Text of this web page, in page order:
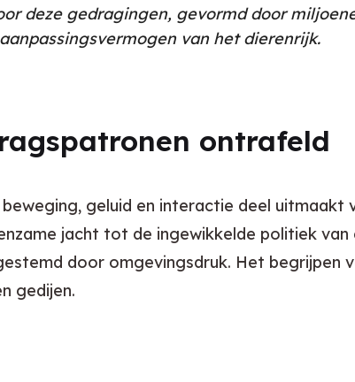
deze gedragingen, gevormd door
van het dierenrijk.
ontrafeld
geluid en interactie deel uitmaakt
jacht tot de ingewikkelde politiek van
door omgevingsdruk. Het begrijpen
gedijen.